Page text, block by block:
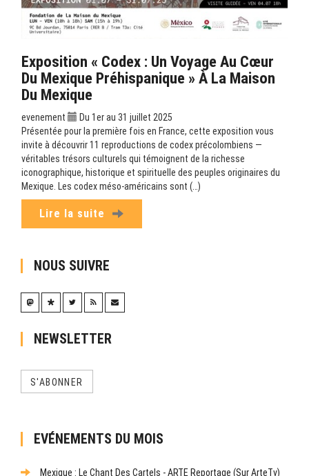
Exposition « Codex : Un Voyage Au Cœur
Du Mexique Préhispanique » À La Maison
Du Mexique
evenement
Du 1er au 31 juillet 2025
Présentée pour la première fois en France, cette exposition vous
invite à découvrir 11 reproductions de codex précolombiens —
véritables trésors culturels qui témoignent de la richesse
iconographique, historique et spirituelle des peuples originaires du
Mexique. Les codex méso-américains sont (…)
Lire la suite
NOUS SUIVRE
NEWSLETTER
S'ABONNER
EVÉNEMENTS DU MOIS
Mexique : Le Chant Des Cartels - ARTE Reportage (sur ArteTv)